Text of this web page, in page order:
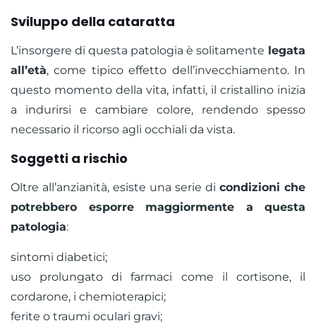
Sviluppo della cataratta
L’insorgere di questa patologia è solitamente legata
all’età, come tipico effetto dell’invecchiamento. In
questo momento della vita, infatti, il cristallino inizia
a indurirsi e cambiare colore, rendendo spesso
necessario il ricorso agli occhiali da vista.
Soggetti a rischio
Oltre all’anzianità, esiste una serie di condizioni che
potrebbero esporre maggiormente a questa
patologia:
sintomi diabetici;
uso prolungato di farmaci come il cortisone, il
cordarone, i chemioterapici;
ferite o traumi oculari gravi;